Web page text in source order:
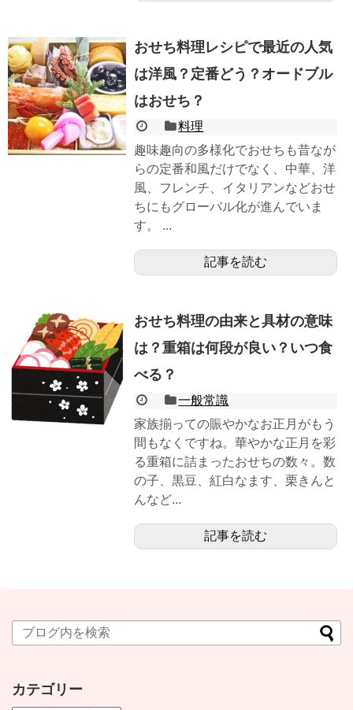
おせち料理レシピで最近の人気
は洋風？定番どう？オードブル
はおせち？
料理
趣味趣向の多様化でおせちも昔なが
らの定番和風だけでなく、中華、洋
風、フレンチ、イタリアンなどおせ
ちにもグローバル化が進んでいま
す。 ...
記事を読む
おせち料理の由来と具材の意味
は？重箱は何段が良い？いつ食
べる？
一般常識
家族揃っての賑やかなお正月がもう
間もなくですね。華やかな正月を彩
る重箱に詰まったおせちの数々。数
の子、黒豆、紅白なます、栗きんと
んなど...
記事を読む
カテゴリー